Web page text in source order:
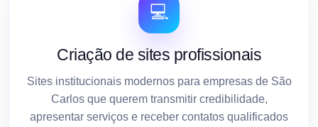
💻
Criação de sites profissionais
Sites institucionais modernos para empresas de São
Carlos que querem transmitir credibilidade,
apresentar serviços e receber contatos qualificados